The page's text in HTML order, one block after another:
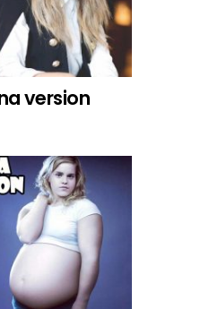
version